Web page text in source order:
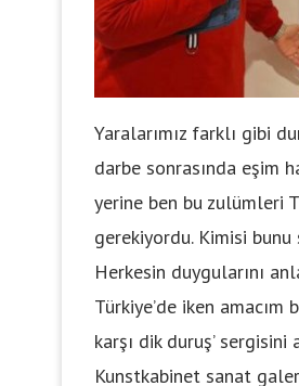
Yaralarımız farklı gibi
darbe sonrasında eşim
yerine ben bu zulümleri
gerekiyordu. Kimisi bunu
Herkesin duygularını
Türkiye’de iken amacım
karşı dik duruş’
Kunstkabinet sanat